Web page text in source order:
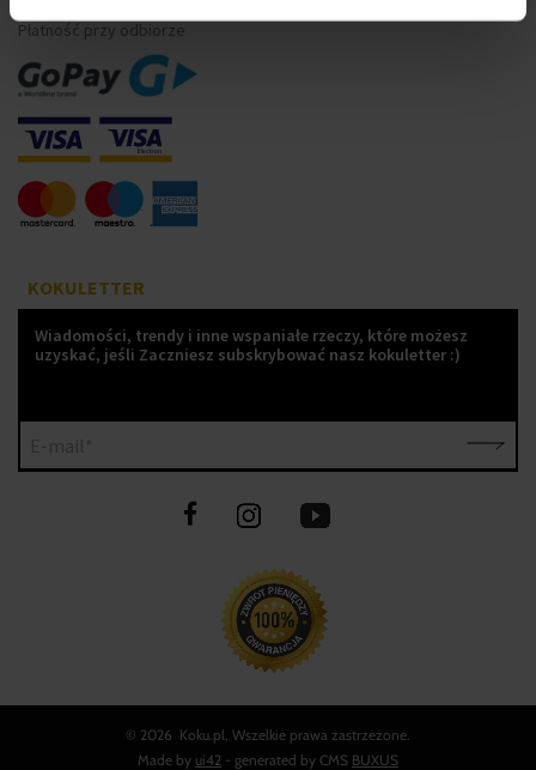
Płatność przy odbiorze
KOKULETTER
Wiadomości, trendy i inne wspaniałe rzeczy, które możesz
uzyskać, jeśli Zaczniesz subskrybować nasz kokuletter :)
© 2026 Koku.pl, Wszelkie prawa zastrzeżone.
Made by ui42 - generated by CMS BUXUS